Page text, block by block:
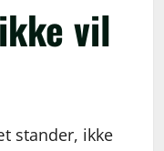
vil
stander, ikke